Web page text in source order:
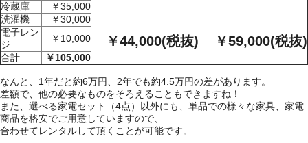
￥44,000(税抜) ￥59,000(税抜)
冷蔵庫
￥35,000
洗濯機
￥30,000
電子レン
ジ
￥10,000
合計
￥105,000
なんと、1年だと約6万円、2年でも約4.5万円の差があります。
差額で、他の必要なものをそろえることもできますね！
また、選べる家電セット（4点）以外にも、単品での様々な家具、家電
商品を格安でご用意していますので、
合わせてレンタルして頂くことが可能です。